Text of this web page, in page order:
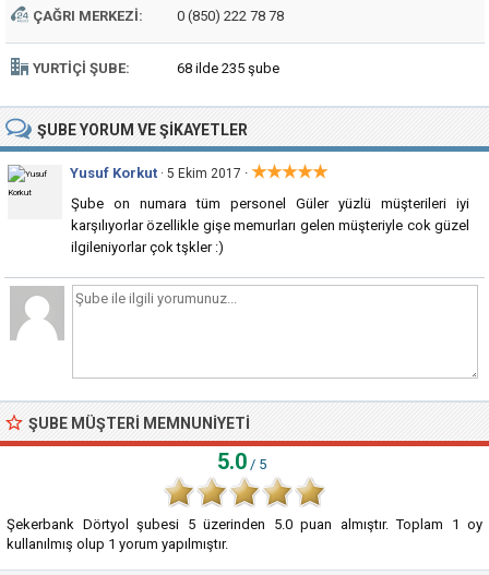
ÇAĞRI MERKEZI: 0 (850) 222 78 78
YURTIÇI ŞUBE: 68 ilde 235 şube
ŞUBEYORUM VE ŞIKAYETLER
Yusuf Korkut · 5 Ekim 2017 · ★★★★★
Şube on numara tüm personel Güler yüzlü müşterileri iyi
karşılıyorlar özellikle gişe memurları gelen müşteriyle cok güzel
ilgileniyorlar çok tşkler :)
ŞUBE MÜŞTERI MEMNUNIYETI
5.0 / 5
Şekerbank Dörtyol şubesi 5üzerinden 5.0puan almıştır. Toplam 1 oy
kullanılmış olup 1 yorum yapılmıştır.